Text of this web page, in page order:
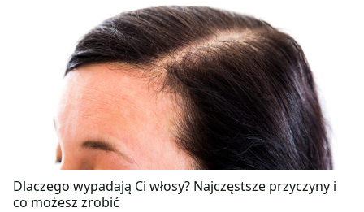
Dlaczego wypadają Ci włosy? Najczęstsze przyczyny i
co możesz zrobić